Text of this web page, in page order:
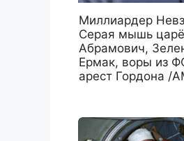
Миллиардер
Серая мышь
Абрамович,
Ермак, воры из
арест Гордона /